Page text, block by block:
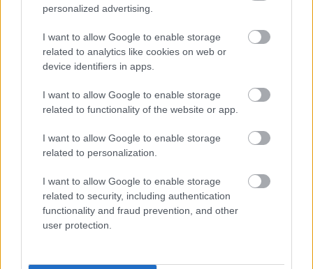
personalized advertising.
I want to allow Google to enable storage
related to analytics like cookies on web or
device identifiers in apps.
I want to allow Google to enable storage
related to functionality of the website or app.
I want to allow Google to enable storage
related to personalization.
I want to allow Google to enable storage
related to security, including authentication
functionality and fraud prevention, and other
user protection.
Esto explica por qué los días ya no duran igual